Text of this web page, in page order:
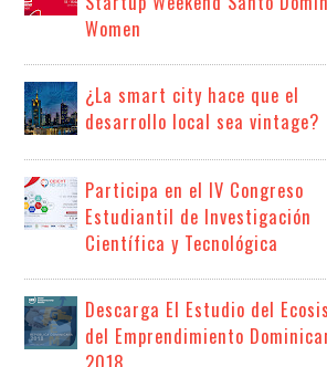
Women
¿La smart city hace que el
desarrollo local sea vintage?
Participa en el IV Congreso
Estudiantil de Investigación
Científica y Tecnológica
Descarga El Estudio del
del Emprendimiento